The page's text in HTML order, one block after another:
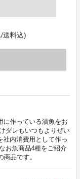
送料込)
に作っている漬魚をお
ダレもいつもよりぜい
社内消費用として作っ
お魚商品4種をご紹介
品です。